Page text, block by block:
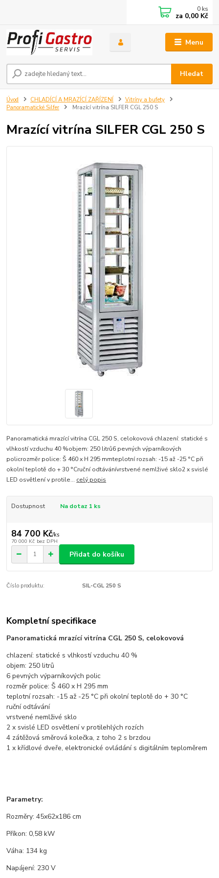
Menu
Hledat
0 ks
za 0,00 Kč
Úvod CHLADÍCÍ A MRAZÍCÍ ZAŘÍZENÍ
Vitríny a bufety
Panoramatické Silfer
Mrazící vitrína SILFER CGL 250 S
Mrazící vitrína SILFER CGL 250 S
Panoramatická mrazící vitrína CGL 250 S, celokovová chlazení: statické s
vlhkostí vzduchu 40 %objem: 250 litrů6 pevných výparníkových
policrozměr police: Š 460 x H 295 mmteplotní rozsah: -15 až -25 °C při
okolní teplotě do + 30 °Cruční odtávánívrstvené nemlživé sklo2 x svislé
LED osvětlení v protile... celý popis
Dostupnost Na dotaz 1 ks
84 700 Kč/ks
70 000 Kč bez DPH
Přidat do košíku
Číslo produktu: SIL-CGL 250 S
Kompletní specifikace
Panoramatická mrazící vitrína CGL 250 S, celokovová
chlazení: statické s vlhkostí vzduchu 40 %
objem: 250 litrů
6 pevných výparníkových polic
rozměr police: Š 460 x H 295 mm
teplotní rozsah: -15 až -25 °C při okolní teplotě do + 30 °C
ruční odtávání
vrstvené nemlživé sklo
2 x svislé LED osvětlení v protilehlých rozích
4 zátěžová směrová kolečka, z toho 2 s brzdou
1 x křídlové dveře, elektronické ovládání s digitálním teploměrem
Parametry:
Rozměry: 45x62x186 cm
Příkon: 0,58 kW
Váha: 134 kg
Napájení: 230 V